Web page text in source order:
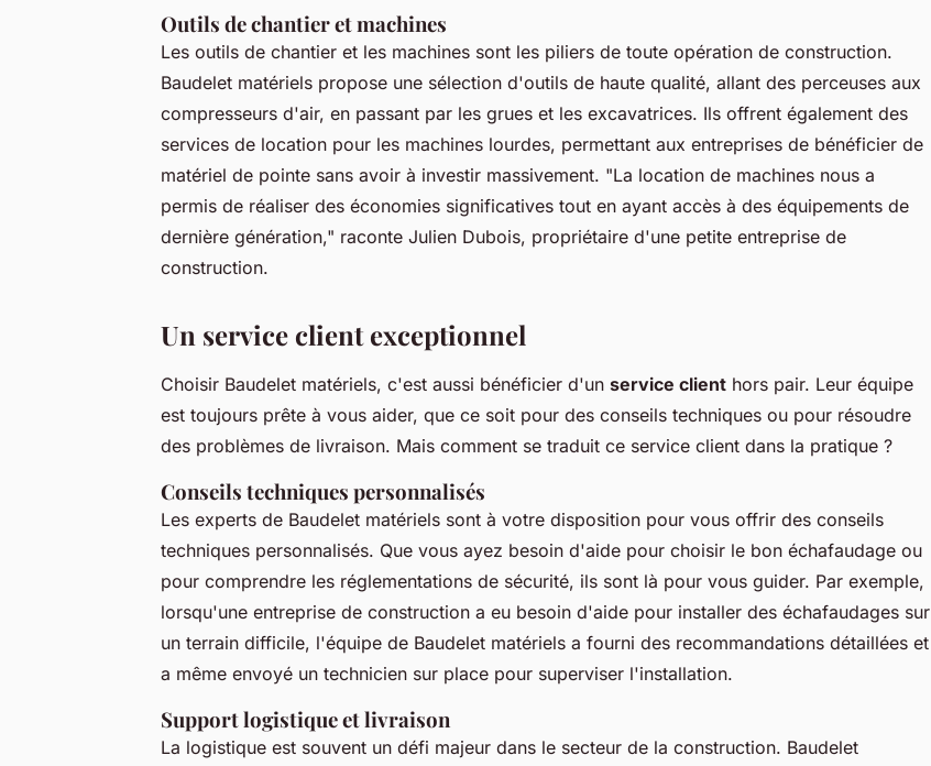
Outils de chantier et machines
Les outils de chantier et les machines sont les piliers de toute opération de construction.
Baudelet matériels propose une sélection d'outils de haute qualité, allant des perceuses aux
compresseurs d'air, en passant par les grues et les excavatrices. Ils offrent également des
services de location pour les machines lourdes, permettant aux entreprises de bénéficier de
matériel de pointe sans avoir à investir massivement. "La location de machines nous a
permis de réaliser des économies significatives tout en ayant accès à des équipements de
dernière génération," raconte Julien Dubois, propriétaire d'une petite entreprise de
construction.
Un service client exceptionnel
Choisir Baudelet matériels, c'est aussi bénéficier d'un service client hors pair. Leur équipe
est toujours prête à vous aider, que ce soit pour des conseils techniques ou pour résoudre
des problèmes de livraison. Mais comment se traduit ce service client dans la pratique ?
Conseils techniques personnalisés
Les experts de Baudelet matériels sont à votre disposition pour vous offrir des conseils
techniques personnalisés. Que vous ayez besoin d'aide pour choisir le bon échafaudage ou
pour comprendre les réglementations de sécurité, ils sont là pour vous guider. Par exemple,
lorsqu'une entreprise de construction a eu besoin d'aide pour installer des échafaudages sur
un terrain difficile, l'équipe de Baudelet matériels a fourni des recommandations détaillées et
a même envoyé un technicien sur place pour superviser l'installation.
Support logistique et livraison
La logistique est souvent un défi majeur dans le secteur de la construction. Baudelet